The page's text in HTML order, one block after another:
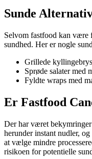
Sunde
Selvom fastfood kan være
sundhed. Her er nogle
Grillede
Sprøde salater med
Fyldte wraps med
Er Fastfood
Der har været
herunder instant nudler,
at vælge mindre
risikoen for potentielle